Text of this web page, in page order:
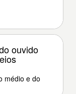
ouvido
médio e do